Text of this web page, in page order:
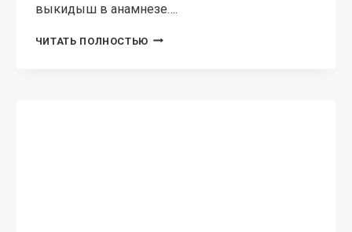
выкидыш в анамнезе….
ЧИТАТЬ ПОЛНОСТЬЮ БЕЗ